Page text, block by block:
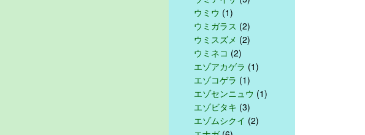
ウミウ (1)
ウミガラス (2)
ウミスズメ (2)
ウミネコ (2)
エゾアカゲラ (1)
エゾコゲラ (1)
エゾセンニュウ (1)
エゾビタキ (3)
エゾムシクイ (2)